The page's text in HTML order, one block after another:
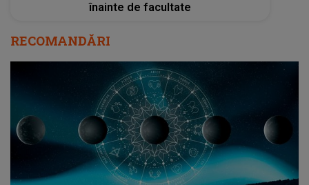
înainte de facultate
RECOMANDĂRI